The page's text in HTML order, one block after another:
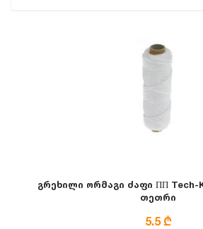
გრეხილი ორმაგი ძაფი ПП Tech-
თეთრი
5.5 ₾